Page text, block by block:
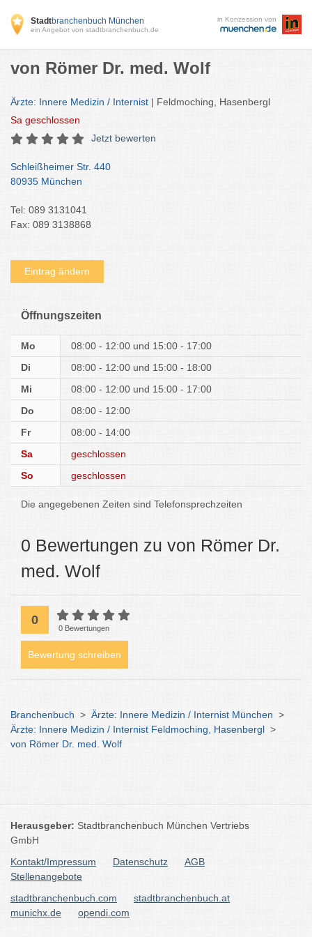
Stadtbranchenbuch München
ein Angebot von stadtbranchenbuch.de
in Konzession von
von Römer Dr. med. Wolf
Ärzte: Innere Medizin / Internist | Feldmoching, Hasenbergl
Sa geschlossen
Jetzt bewerten
Schleißheimer Str. 440
80935 München
Tel: 089 3131041
Fax: 089 3138868
Eintrag ändern
Öffnungszeiten
Mo 08:00 - 12:00
15:00 - 17:00
Di
08:00 - 12:00
15:00 - 18:00
Mi
08:00 - 12:00
15:00 - 17:00
Do
08:00 - 12:00
Fr
08:00 - 14:00
Sa
geschlossen
So
geschlossen
Die angegebenen Zeiten sind Telefonsprechzeiten
0 Bewertungen zu von Römer Dr.
med. Wolf
0
0 Bewertungen
Bewertung schreiben
Branchenbuch > Ärzte: Innere Medizin / Internist München >
Ärzte: Innere Medizin / Internist Feldmoching, Hasenbergl >
von Römer Dr. med. Wolf
Herausgeber: Stadtbranchenbuch München Vertriebs
GmbH
Kontakt/Impressum
Datenschutz
AGB
Stellenangebote
stadtbranchenbuch.com
stadtbranchenbuch.at
munichx.de
opendi.com